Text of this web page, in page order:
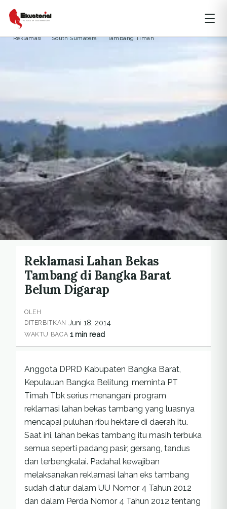
ENERGI JAWA
Aneka Tambang Coastal and Deltas
Reklamasi South Sumatera Tambang Timah
Reklamasi Lahan Bekas
Tambang di Bangka Barat
Belum Digarap
OLEH
DITERBITKAN Juni 18, 2014
WAKTU BACA 1 min read
Anggota DPRD Kabupaten Bangka Barat,
Kepulauan Bangka Belitung, meminta PT
Timah Tbk serius menangani program
reklamasi lahan bekas tambang yang luasnya
mencapai puluhan ribu hektare di daerah itu.
Saat ini, lahan bekas tambang itu masih terbuka
semua seperti padang pasir, gersang, tandus
dan terbengkalai. Padahal kewajiban
melaksanakan reklamasi lahan eks tambang
sudah diatur dalam UU Nomor 4 Tahun 2012
dan dalam Perda Nomor 4 Tahun 2012 tentang